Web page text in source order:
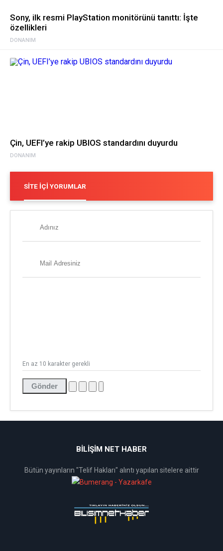
DONANIM
Sony, ilk resmi PlayStation monitörünü tanıttı: İşte
özellikleri
DONANIM
Çin, UEFI’ye rakip UBIOS standardını duyurdu
SITE İÇI YORUMLAR
Gönder
En az 10 karakter gerekli
BİLİŞİM NET HABER
Bütün yayınların "Telif Hakları" alıntı yapılan sitelere aittir